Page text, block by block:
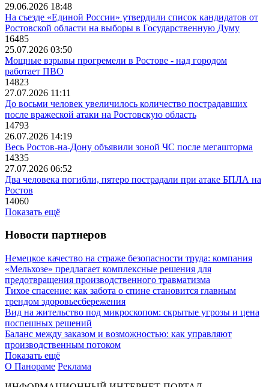
29.06.2026 18:48
На съезде «Единой России» утвердили список кандидатов от
Ростовской области на выборы в Государственную Думу
16485
25.07.2026 03:50
Мощные взрывы прогремели в Ростове - над городом
работает ПВО
14823
27.07.2026 11:11
До восьми человек увеличилось количество пострадавших
после вражеской атаки на Ростовскую область
14793
26.07.2026 14:19
Весь Ростов-на-Дону объявили зоной ЧС после мегашторма
14335
27.07.2026 06:52
Два человека погибли, пятеро пострадали при атаке БПЛА на
Ростов
14060
Показать ещё
Новости партнеров
Немецкое качество на страже безопасности труда: компания
«Мельхозе» предлагает комплексные решения для
предотвращения производственного травматизма
Тихое спасение: как забота о спине становится главным
трендом здоровьесбережения
Вид на жительство под микроскопом: скрытые угрозы и цена
поспешных решений
Баланс между заказом и возможностью: как управляют
производственным потоком
Показать ещё
О Панораме Реклама